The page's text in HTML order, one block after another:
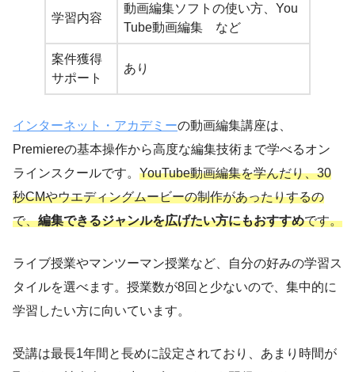
学習内容
動画編集ソフトの使い方、You
Tube動画編集 など
案件獲得
サポート
あり
インターネット・アカデミーの動画編集講座は、
Premiereの基本操作から高度な編集技術まで学べるオン
ラインスクールです。 YouTube動画編集を学んだり、30
秒CMやウエディングムービーの制作があったりするの
で、編集できるジャンルを広げたい方にもおすすめです。
ライブ授業やマンツーマン授業など、自分の好みの学習ス
タイルを選べます。授業数が8回と少ないので、集中的に
学習したい方に向いています。
受講は最長1年間と長めに設定されており、あまり時間が